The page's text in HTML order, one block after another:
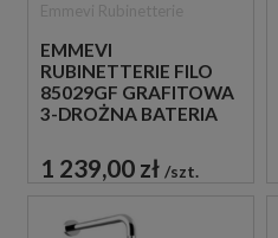
EMMEVI
RUBINETTERIE FILO
85029GF GRAFITOWA
3-DROŻNA BATERIA
1 239,00 zł szt.